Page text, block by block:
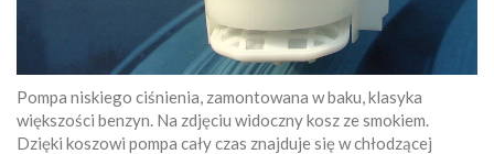
Pompa niskiego ciśnienia, zamontowana w baku, klasyka
większości benzyn. Na zdjęciu widoczny kosz ze smokiem.
Dzięki koszowi pompa cały czas znajduje się w chłodzącej